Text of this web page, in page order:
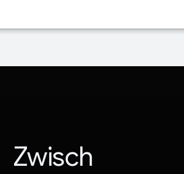
Zwisch